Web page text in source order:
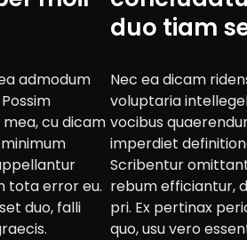
admodum
cu dicam
tota error eu.
duo, falli
duo tiam
Nec ea dicam
voluptaria
vocibus
imperdiet
Scribentur
rebum efficiantur,
pri. Ex pertinax
quo, usu vero